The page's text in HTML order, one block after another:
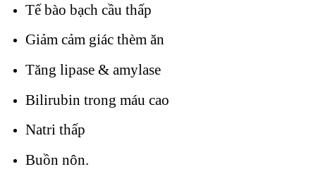
Tế bào bạch cầu thấp
Giảm cảm giác thèm ăn
Tăng lipase & amylase
Bilirubin trong máu cao
Natri thấp
Buồn nôn.